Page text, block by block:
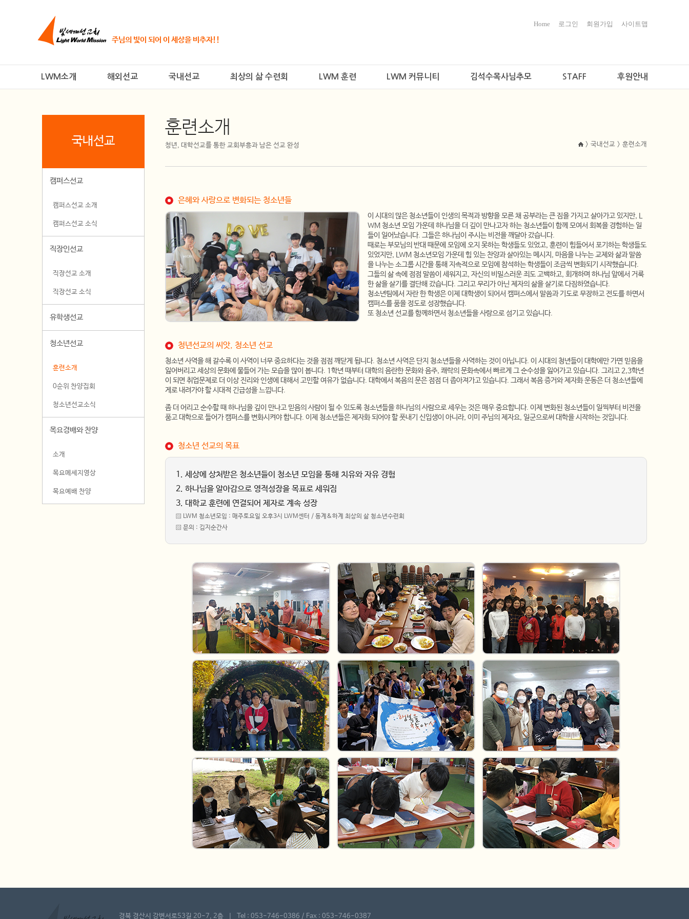
주님의 빛이 되어 이 세상을 비추자!!
Home 로그인 회원가입 사이트맵
LWM소개 해외선교 국내선교 최상의 삶 수련회 LWM 훈련 LWM 커뮤니티 김석수목사님추모 STAFF 후원안내
국내선교
캠퍼스선교
캠퍼스선교 소개
캠퍼스선교 소식
직장인선교
직장선교 소개
직장선교 소식
유학생선교
청소년선교
훈련소개
0순위 찬양집회
청소년선교소식
목요경배와 찬양
소개
목요메세지영상
목요예배 찬양
훈련소개
청년, 대학선교를 통한 교회부흥과 남은 선교 완성 > 국내선교 > 훈련소개
은혜와 사랑으로 변화되는 청소년들
이 시대의 많은 청소년들이 인생의 목적과 방향을 모른 채 공부라는 큰 짐을 가지고 살아가고 있지만, L
WM 청소년 모임 가운데 하나님을 더 깊이 만나고자 하는 청소년들이 함께 모여서 회복을 경험하는 일
들이 일어났습니다. 그들은 하나님이 주시는 비전을 깨달아 갔습니다.
때로는 부모님의 반대 때문에 모임에 오지 못하는 학생들도 있었고, 훈련이 힘들어서 포기하는 학생들도
있었지만, LWM 청소년모임 가운데 힘 있는 찬양과 살아있는 메시지, 마음을 나누는 교제와 삶과 말씀
을 나누는 소그룹 시간을 통해 지속적으로 모임에 참석하는 학생들이 조금씩 변화되기 시작했습니다.
그들의 삶 속에 점점 말씀이 세워지고, 자신의 비밀스러운 죄도 고백하고, 회개하며 하나님 앞에서 거룩
한 삶을 살기를 결단해 갔습니다. 그리고 무리가 아닌 제자의 삶을 살기로 다짐하였습니다.
청소년팀에서 자란 한 학생은 이제 대학생이 되어서 캠퍼스에서 말씀과 기도로 무장하고 전도를 하면서
캠퍼스를 품을 정도로 성장했습니다.
또 청소년 선교를 함께하면서 청소년들을 사랑으로 섬기고 있습니다.
청년선교의 씨앗, 청소년 선교
청소년 사역을 해 갈수록 이 사역이 너무 중요하다는 것을 점점 깨닫게 됩니다. 청소년 사역은 단지 청소년들을 사역하는 것이 아닙니다. 이 시대의 청년들이 대학에만 가면 믿음을
잃어버리고 세상의 문화에 물들어 가는 모습을 많이 봅니다. 1학년 때부터 대학의 음란한 문화와 음주, 쾌락의 문화속에서 빠르게 그 순수성을 잃어가고 있습니다. 그리고 2,3학년
이 되면 취업문제로 더 이상 진리와 인생에 대해서 고민할 여유가 없습니다. 대학에서 복음의 문은 점점 더 좁아져가고 있습니다. 그래서 복음 증거와 제자화 운동은 더 청소년들에
게로 내려가야 할 시대적 긴급성을 느낍니다.
좀 더 어리고 순수할 때 하나님을 깊이 만나고 믿음의 사람이 될 수 있도록 청소년들을 하나님의 사람으로 세우는 것은 매우 중요합니다. 이제 변화된 청소년들이 일찍부터 비전을
품고 대학으로 들어가 캠퍼스를 변화시켜야 합니다. 이제 청소년들은 제자화 되어야 할 풋내기 신입생이 아니라, 이미 주님의 제자요, 일군으로써 대학을 시작하는 것입니다.
청소년 선교의 목표
1. 세상에 상처받은 청소년들이 청소년 모임을 통해 치유와 자유 경험
2. 하나님을 알아감으로 영적성장을 목표로 세워짐
3. 대학교 훈련에 연결되어 제자로 계속 성장
▨ LWM 청소년모임 : 매주토요일 오후3시 LWM센터 / 동계&하계 최상의 삶 청소년수련회
▨ 문의 : 김지순간사
경북 경산시 강변서로53길 20-7, 2층 | Tel : 053-746-0386 / Fax : 053-746-0387